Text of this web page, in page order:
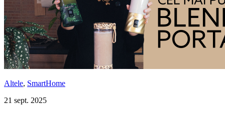
Altele, SmartHome
21 sept. 2025